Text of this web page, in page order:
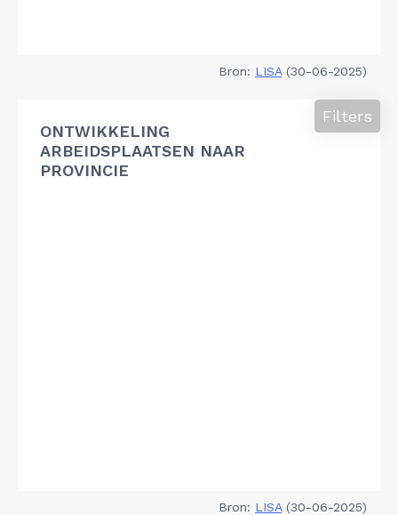
Bron: LISA(30-06-2025)
ONTWIKKELING
ARBEIDSPLAATSEN NAAR
PROVINCIE
Filters
Bron: LISA(30-06-2025)